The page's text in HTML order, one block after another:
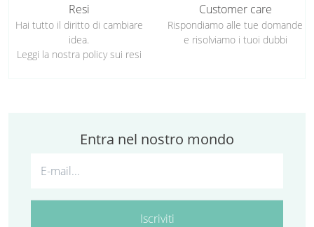
Resi
Hai tutto il diritto di cambiare
idea.
Leggi la nostra policy sui resi
Customer care
Rispondiamo alle tue domande
e risolviamo i tuoi dubbi
Entra nel nostro mondo
Iscriviti